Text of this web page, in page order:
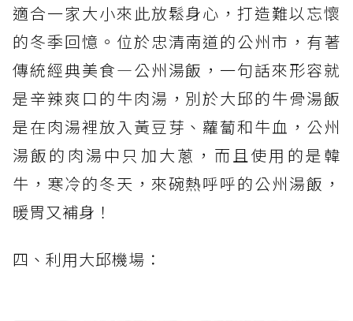
適合一家大小來此放鬆身心，打造難以忘懷
的冬季回憶。位於忠清南道的公州市，有著
傳統經典美食—公州湯飯，一句話來形容就
是辛辣爽口的牛肉湯，別於大邱的牛骨湯飯
是在肉湯裡放入黃豆芽、蘿蔔和牛血，公州
湯飯的肉湯中只加大蔥，而且使用的是韓
牛，寒冷的冬天，來碗熱呼呼的公州湯飯，
暖胃又補身！
四、利用大邱機場：